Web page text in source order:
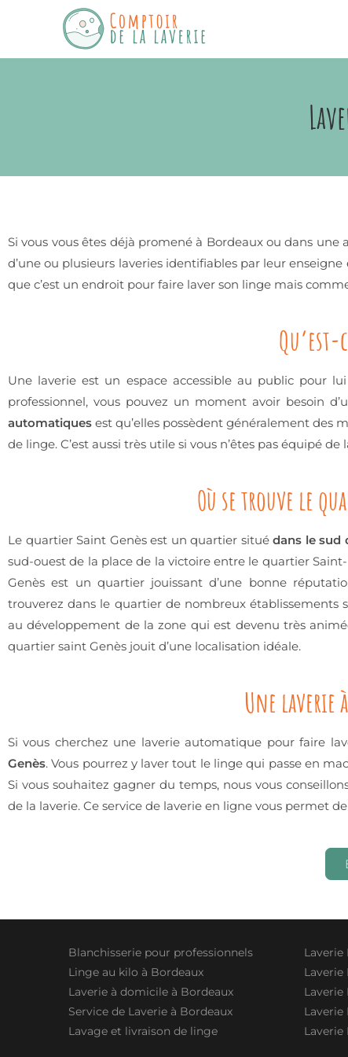
Si vous vous êtes déjà promené à Bordeaux ou dans
d’une ou plusieurs laveries identifiables par leur enseigne
que c’est un endroit pour faire laver son linge mais
Une laverie est un espace accessible au public pour
professionnel, vous pouvez un moment avoir besoin
automatiques est qu’elles possèdent généralement des
de linge. C’est aussi très utile si vous n’êtes pas équipé de
Où se trouve le
Le quartier Saint Genès est un quartier situédans le sud
sud-ouest de la place de la victoire entre le quartier
Genès est un quartier jouissant d’une bonne
trouverez dans le quartier de nombreux établissements
au développement de la zone qui est devenu très
quartier saint Genès jouit d’une localisation idéale.
Une laverie
Si vous cherchez une laverie automatique pour faire
Genès. Vous pourrez y laver tout le linge qui passe en
Si vous souhaitez gagner du temps, nous vous
de la laverie. Ce service de laverie en ligne vous permet
Blanchisserie pour professionnels
Linge au kilo à Bordeaux
Laverie à domicile à Bordeaux
Service de Laverie à Bordeaux
Lavage et livraison de linge
Laverie
Laverie
Laverie
Laverie